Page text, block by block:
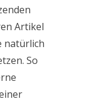
Artikel
natürlich
So